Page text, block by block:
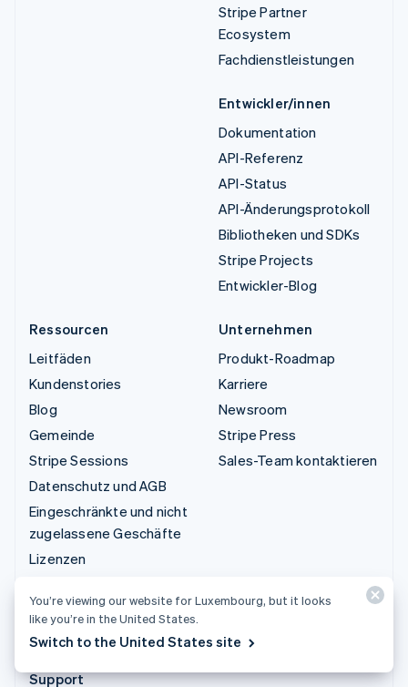
Stripe Partner
Ecosystem
Fachdienstleistungen
Entwickler/innen
Dokumentation
API-Referenz
API-Status
API-Änderungsprotokoll
Bibliotheken und SDKs
Stripe Projects
Entwickler-Blog
Ressourcen
Leitfäden
Kundenstories
Blog
Gemeinde
Stripe Sessions
Datenschutz und AGB
Eingeschränkte und nicht
zugelassene Geschäfte
Lizenzen
Cookie-Einstellungen
Weitere Ressourcen
Unternehmen
Produkt-Roadmap
Karriere
Newsroom
Stripe Press
Sales-Team kontaktieren
Support
You’re viewing our website for Luxembourg, but it looks
like you’re in the United States.
Switch to the United States site